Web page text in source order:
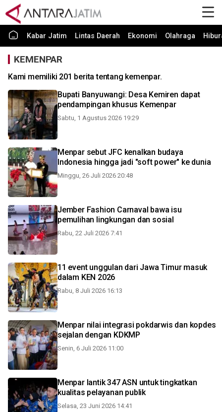
Kabar Jatim Lintas Daerah Ekonomi Olahraga
KEMENPAR
Kami memiliki 201 berita tentang kemenpar.
Bupati Banyuwangi: Desa Kemiren dapat
pendampingan khusus Kemenpar
Sabtu, 1 Agustus 2026 19:29
Menpar sebut JFC kenalkan budaya
Indonesia hingga jadi "soft power" ke dunia
Minggu, 26 Juli 2026 20:48
Jember Fashion Carnaval bawa isu
pemulihan lingkungan dan sosial
Rabu, 22 Juli 2026 7:41
11 event unggulan dari Jawa Timur masuk
dalam KEN 2026
Rabu, 8 Juli 2026 16:13
Menpar nilai integrasi pokdarwis dan kopdes
sejalan dengan KDKMP
Senin, 6 Juli 2026 11:00
Menpar lantik 347 ASN untuk tingkatkan
kualitas pelayanan publik
Selasa, 23 Juni 2026 14:41